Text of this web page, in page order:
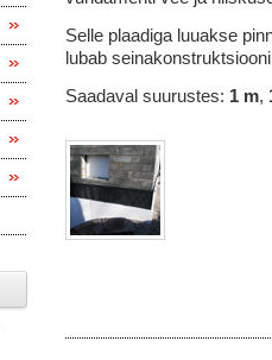
Selle plaadiga luuakse
lubab
Saadaval suurustes: 1 m,